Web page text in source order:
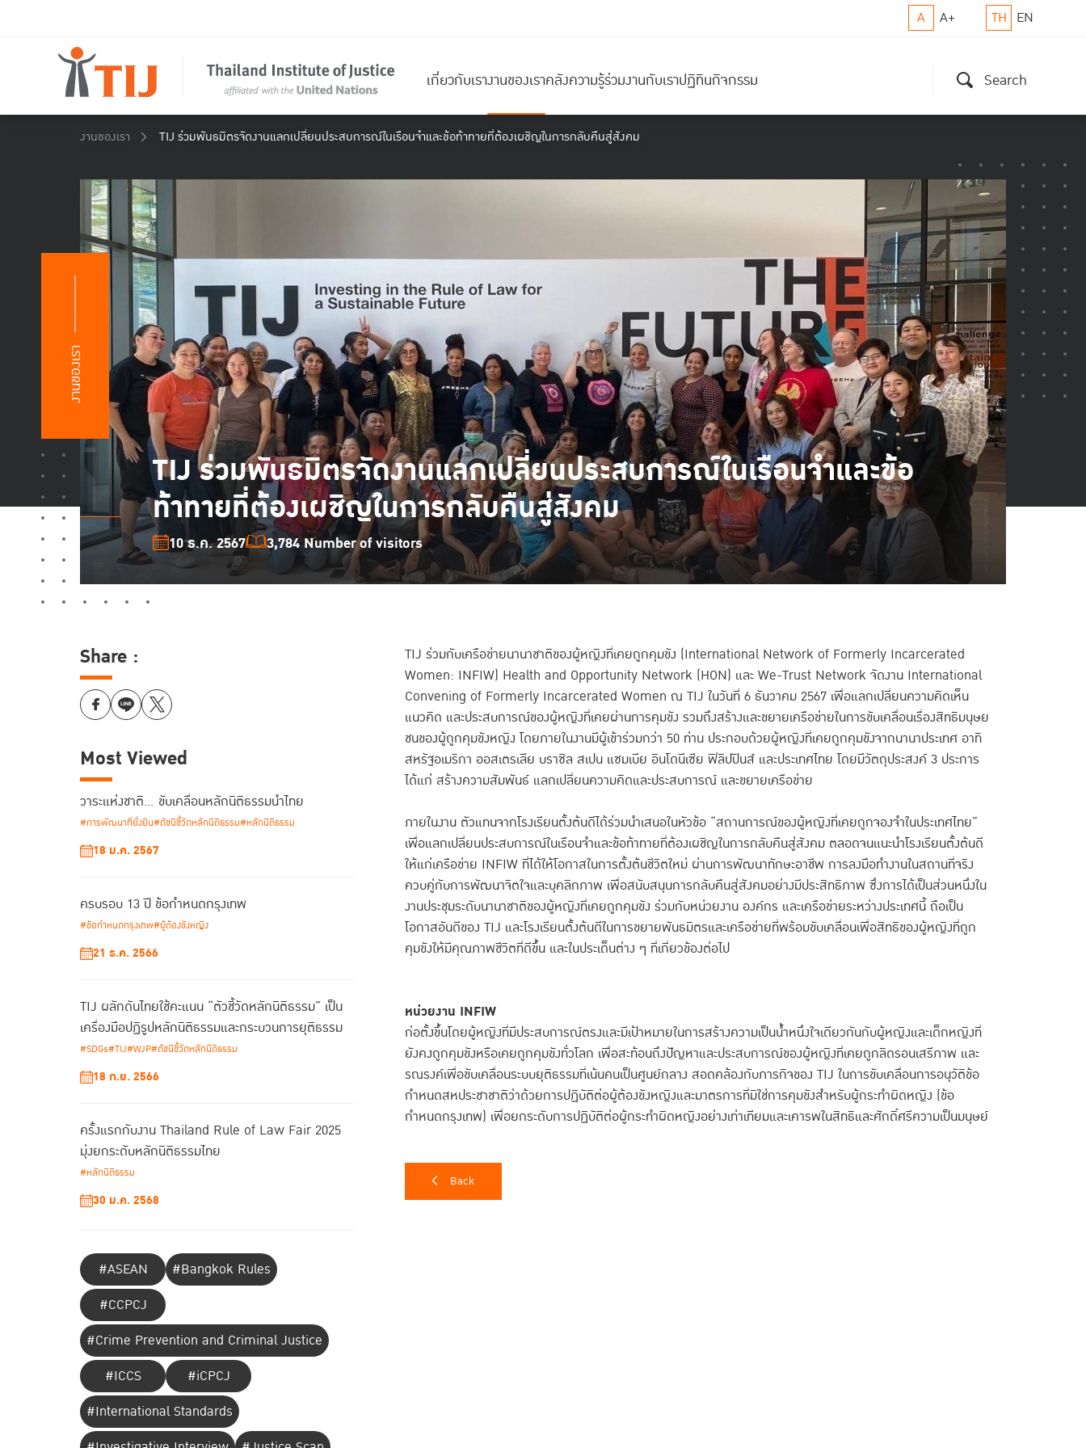
A A+ TH EN
เกี่ยวกับเรางานของเราคลังความรู้ร่วมงานกับเราปฏิทินกิจกรรม Search
งานของเรา TIJ ร่วมพันธมิตรจัดงานแลกเปลี่ยนประสบการณ์ในเรือนจำและข้อท้าทายที่ต้องเผชิญในการกลับคืนสู่สังคม
งานของเรา
TIJ ร่วมพันธมิตรจัดงานแลกเปลี่ยนประสบการณ์ในเรือนจำและข้อ
ท้าทายที่ต้องเผชิญในการกลับคืนสู่สังคม
10 ธ.ค. 2567 3,784 Number of visitors
TIJ ร่วมกับเครือข่ายนานาชาติของผู้หญิงที่เคยถูกคุมขัง (International Network of Formerly Incarcerated
Women: INFIW) Health and Opportunity Network (HON) และ We-Trust Network จัดงาน International
Convening of Formerly Incarcerated Women ณ TIJ ในวันที่ 6 ธันวาคม 2567 เพื่อแลกเปลี่ยนความคิดเห็น
แนวคิด และประสบการณ์ของผู้หญิงที่เคยผ่านการคุมขัง รวมถึงสร้างและขยายเครือข่ายในการขับเคลื่อนเรื่องสิทธิมนุษย
ชนของผู้ถูกคุมขังหญิง โดยภายในงานมีผู้เข้าร่วมกว่า 50 ท่าน ประกอบด้วยผู้หญิงที่เคยถูกคุมขังจากนานาประเทศ อาทิ
สหรัฐอเมริกา ออสเตรเลีย บราซิล สเปน แซมเบีย อินโดนีเซีย ฟิลิปปินส์ และประเทศไทย โดยมีวัตถุประสงค์ 3 ประการ
ได้แก่ สร้างความสัมพันธ์ แลกเปลี่ยนความคิดและประสบการณ์ และขยายเครือข่าย
ภายในงาน ตัวแทนจากโรงเรียนตั้งต้นดีได้ร่วมนำเสนอในหัวข้อ “สถานการณ์ของผู้หญิงที่เคยถูกจองจำในประเทศไทย”
เพื่อแลกเปลี่ยนประสบการณ์ในเรือนจำและข้อท้าทายที่ต้องเผชิญในการกลับคืนสู่สังคม ตลอดจนแนะนำโรงเรียนตั้งต้นดี
ให้แก่เครือข่าย INFIW ที่ได้ให้โอกาสในการตั้งต้นชีวิตใหม่ ผ่านการพัฒนาทักษะอาชีพ การลงมือทำงานในสถานที่จริง
ควบคู่กับการพัฒนาจิตใจและบุคลิกภาพ เพื่อสนับสนุนการกลับคืนสู่สังคมอย่างมีประสิทธิภาพ ซึ่งการได้เป็นส่วนหนึ่งใน
งานประชุมระดับนานาชาติของผู้หญิงที่เคยถูกคุมขัง ร่วมกับหน่วยงาน องค์กร และเครือข่ายระหว่างประเทศนี้ ถือเป็น
โอกาสอันดีของ TIJ และโรงเรียนตั้งต้นดีในการขยายพันธมิตรและเครือข่ายที่พร้อมขับเคลื่อนเพื่อสิทธิของผู้หญิงที่ถูก
คุมขังให้มีคุณภาพชีวิตที่ดีขึ้น และในประเด็นต่าง ๆ ที่เกี่ยวข้องต่อไป
หน่วยงาน INFIW
ก่อตั้งขึ้นโดยผู้หญิงที่มีประสบการณ์ตรงและมีเป้าหมายในการสร้างความเป็นน้ำหนึ่งใจเดียวกันกับผู้หญิงและเด็กหญิงที่
ยังคงถูกคุมขังหรือเคยถูกคุมขังทั่วโลก เพื่อสะท้อนถึงปัญหาและประสบการณ์ของผู้หญิงที่เคยถูกลิดรอนเสรีภาพ และ
รณรงค์เพื่อขับเคลื่อนระบบยุติธรรมที่เน้นคนเป็นศูนย์กลาง สอดคล้องกับภารกิจของ TIJ ในการขับเคลื่อนการอนุวัติข้อ
กำหนดสหประชาชาติว่าด้วยการปฏิบัติต่อผู้ต้องขังหญิงและมาตรการที่มิใช่การคุมขังสำหรับผู้กระทำผิดหญิง (ข้อ
กำหนดกรุงเทพ) เพื่อยกระดับการปฏิบัติต่อผู้กระทำผิดหญิงอย่างเท่าเทียมและเคารพในสิทธิและศักดิ์ศรีความเป็นมนุษย์
Back
Share :
Most Viewed
วาระแห่งชาติ… ขับเคลื่อนหลักนิติธรรมนำไทย
#การพัฒนาที่ยั่งยืน#ดัชนีชี้วัดหลักนิติธรรม#หลักนิติธรรม
18 ม.ค. 2567
ครบรอบ 13 ปี ข้อกำหนดกรุงเทพ
#ข้อกำหนดกรุงเทพ#ผู้ต้องขังหญิง
21 ธ.ค. 2566
TIJ ผลักดันไทยใช้คะแนน “ตัวชี้วัดหลักนิติธรรม” เป็น
เครื่องมือปฏิรูปหลักนิติธรรมและกระบวนการยุติธรรม
#SDGs#TIJ#WJP#ดัชนีชี้วัดหลักนิติธรรม
18 ก.ย. 2566
ครั้งแรกกับงาน Thailand Rule of Law Fair 2025
มุ่งยกระดับหลักนิติธรรมไทย
#หลักนิติธรรม
30 ม.ค. 2568
#ASEAN
#Bangkok Rules
#CCPCJ
#Crime Prevention and Criminal Justice
#ICCS
#iCPCJ
#International Standards